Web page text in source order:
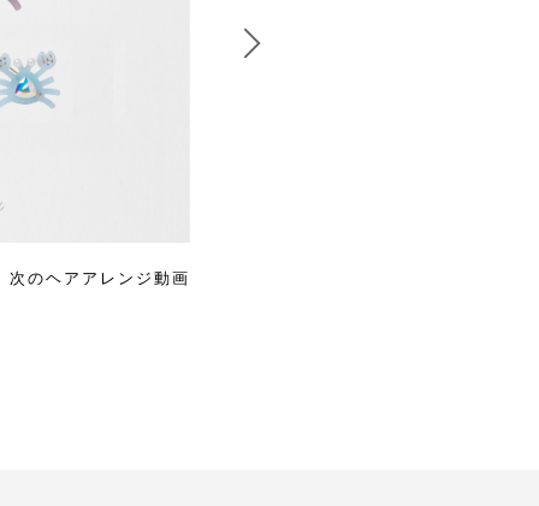
次のヘアアレンジ動画